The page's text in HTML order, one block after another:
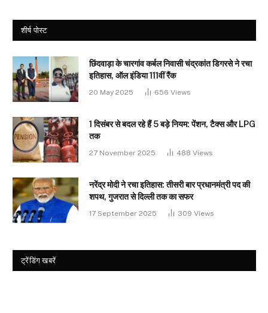
शीर्ष पोस्ट
छिंदवाड़ा के चारगांव कर्बल निवासी चंद्रकांत डिगरसे ने रचा
इतिहास, ऑल इंडिया 111वीं रैंक
20 May 2025 656 Views
1 दिसंबर से बदल रहे हैं 5 बड़े नियम: पेंशन, टैक्स और LPG
तक
27 November 2025 488 Views
नरेंद्र मोदी ने रचा इतिहास: तीसरी बार प्रधानमंत्री पद की
शपथ, गुजरात से दिल्ली तक का सफर
17 September 2025 309 Views
ट्रेंडिंग खबरें